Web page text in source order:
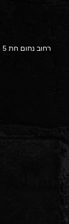
רחוב נחום חת 5 - מתחם מת״מ (שער הכרמל) בניין טופז - חיפה